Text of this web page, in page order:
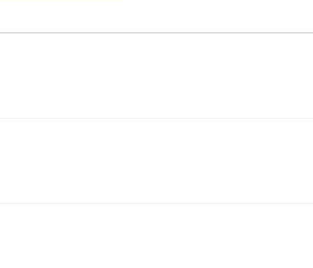
跳ね上げ式アームレスト 3Dヘッドレスト ハンガー付き 高反発クッ